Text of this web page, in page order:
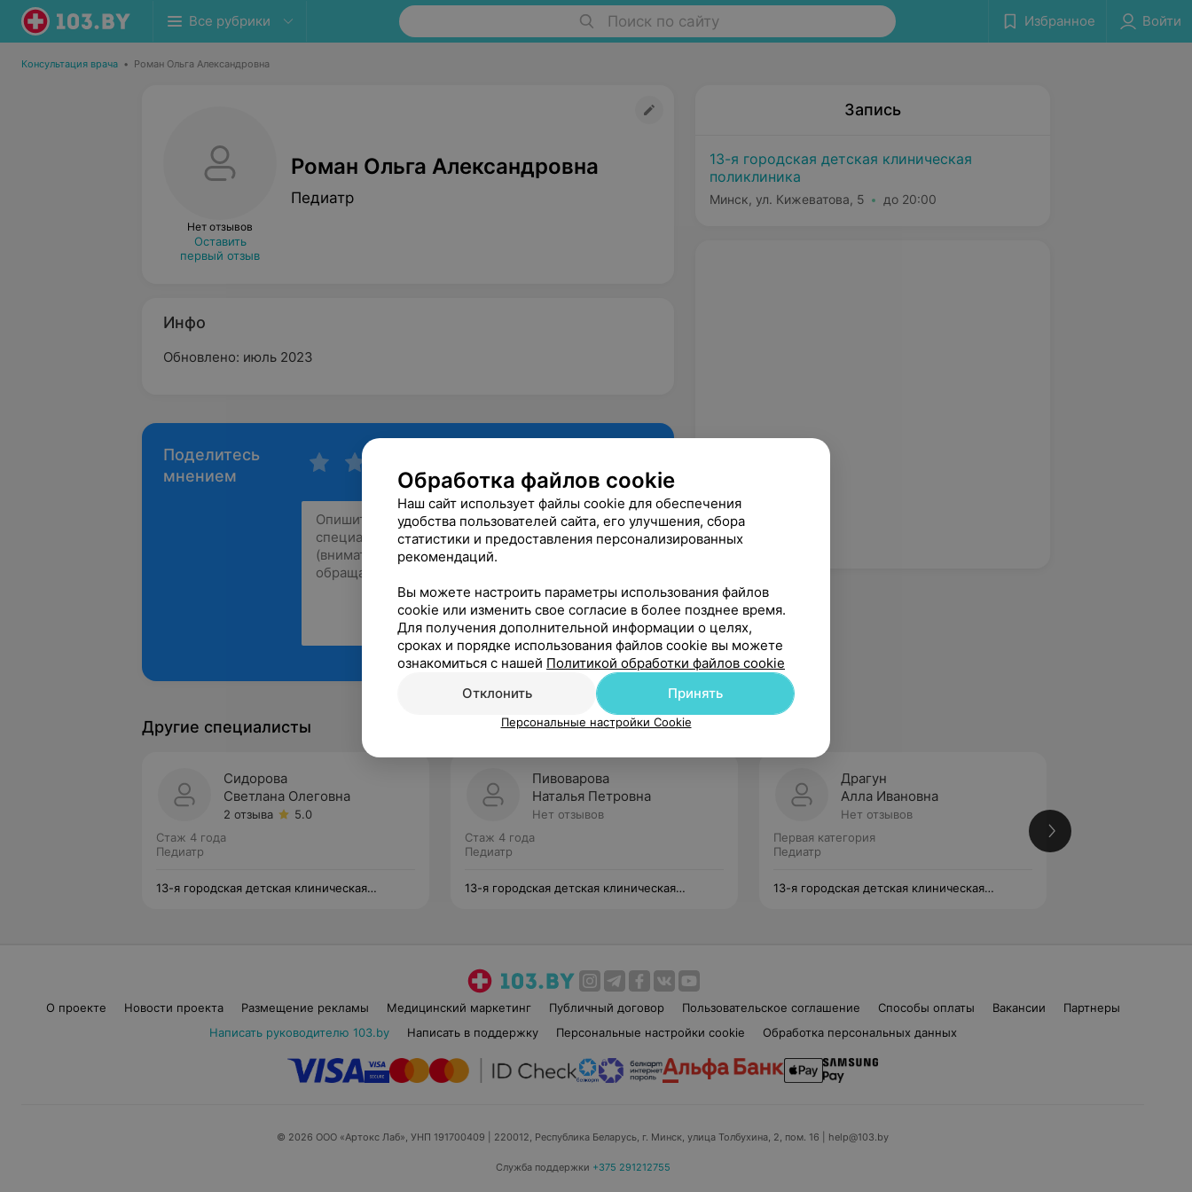
Все рубрики Поиск по сайту Избранное Войти
Консультация врача • Роман Ольга Александровна
Нет отзывов
Оставить
первый отзыв
Роман Ольга Александровна
Педиатр
Инфо
Обновлено: июль 2023
Поделитесь
мнением
Рекомендую
Запись
13-я городская детская клиническая
поликлиника
Минск, ул. Кижеватова, 5 до 20:00
Другие специалисты
Сидорова
Светлана Олеговна
2 отзыва
5.0
Стаж 4 года
Педиатр
13-я городская детская клиническая
Пивоварова
Наталья Петровна
Нет отзывов
Стаж 4 года
Педиатр
13-я городская детская клиническая
Драгун
Алла Ивановна
Нет отзывов
Первая категория
Педиатр
13-я городская детская клиническая
О проекте Новости проекта Размещение рекламы Медицинский маркетинг Публичный договор Пользовательское соглашение Способы оплаты Вакансии
Партнеры
Написать руководителю 103.by
Написать в поддержку Персональные настройки cookie Обработка персональных данных
© 2026 ООО «Артокс Лаб», УНП 191700409 | 220012, Республика Беларусь, г. Минск, улица Толбухина, 2, пом. 16 | help@103.by
Служба поддержки +375 291212755
Обработка файлов cookie
Наш сайт использует файлы cookie для обеспечения
удобства пользователей сайта, его улучшения, сбора
статистики и предоставления персонализированных
рекомендаций.
Вы можете настроить параметры использования файлов
cookie или изменить свое согласие в более позднее время.
Для получения дополнительной информации о целях,
сроках и порядке использования файлов cookie вы можете
ознакомиться с нашей Политикой обработки файлов cookie
Отклонить
Принять
Персональные настройки Cookie